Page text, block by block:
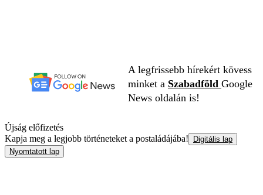
A legfrissebb hírekért kövess
minket a Szabadföld Google
News oldalán is!
Újság előfizetés
Kapja meg a legjobb történeteket a postaládájába!
Digitális lap
Nyomtatott lap